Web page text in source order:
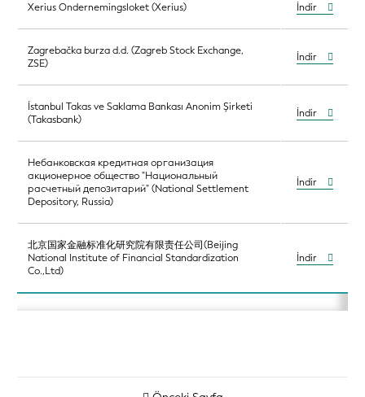
Xerius Ondernemingsloket (Xerius) İndir
Zagrebačka burza d.d. (Zagreb Stock Exchange,
ZSE)
İndir
İstanbul Takas ve Saklama Bankası Anonim Şirketi
(Takasbank)
İndir
Небанковская кредитная организация
акционерное общество "Национальный
расчетный депозитарий" (National Settlement
Depository, Russia)
İndir
北京国家金融标准化研究院有限责任公司(Beijing
National Institute of Financial Standardization
Co.,Ltd)
İndir